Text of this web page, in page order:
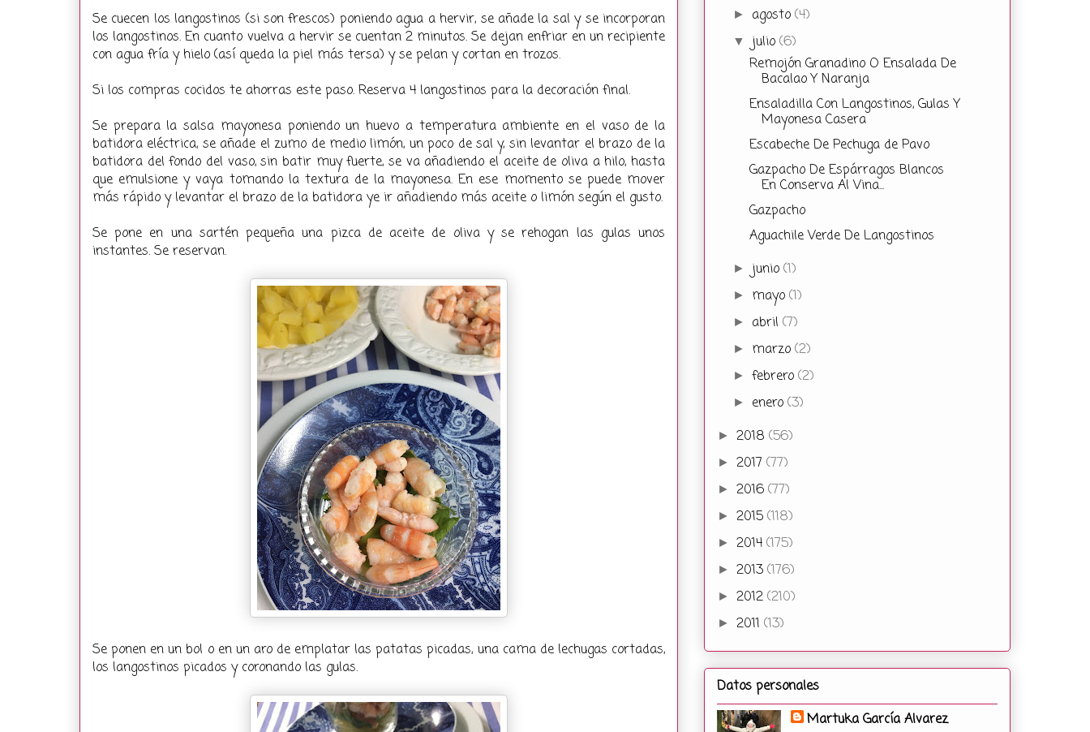
Se cuecen los langostinos (si son frescos) poniendo agua a hervir, se añade la sal y se incorporan
los langostinos. En cuanto vuelva a hervir se cuentan 2 minutos. Se dejan enfriar en un recipiente
con agua fría y hielo (así queda la piel más tersa) y se pelan y cortan en trozos.
Si los compras cocidos te ahorras este paso. Reserva 4 langostinos para la decoración final.
Se prepara la salsa mayonesa poniendo un huevo a temperatura ambiente en el vaso de la
batidora eléctrica, se añade el zumo de medio limón, un poco de sal y, sin levantar el brazo de la
batidora del fondo del vaso, sin batir muy fuerte, se va añadiendo el aceite de oliva a hilo, hasta
que emulsione y vaya tomando la textura de la mayonesa. En ese momento se puede mover
más rápido y levantar el brazo de la batidora ye ir añadiendo más aceite o limón según el gusto.
Se pone en una sartén pequeña una pizca de aceite de oliva y se rehogan las gulas unos
instantes. Se reservan.
Se ponen en un bol o en un aro de emplatar las patatas picadas, una cama de lechugas cortadas,
los langostinos picados y coronando las gulas.
► agosto(4)
▼ julio(6)
Remojón Granadino O Ensalada De
Bacalao Y Naranja
Ensaladilla Con Langostinos, Gulas Y
Mayonesa Casera
Escabeche De Pechuga de Pavo
Gazpacho De Espárragos Blancos
En Conserva Al Vina...
Gazpacho
Aguachile Verde De Langostinos
► junio(1)
► mayo(1)
► abril(7)
► marzo(2)
►febrero(2)
► enero(3)
► 2018 (56)
► 2017 (77)
► 2016 (77)
► 2015 (118)
► 2014 (175)
► 2013 (176)
► 2012 (210)
► 2011 (13)
Datos personales
Martuka García Alvarez